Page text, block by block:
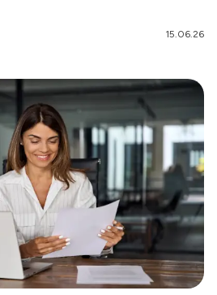
15.06.26